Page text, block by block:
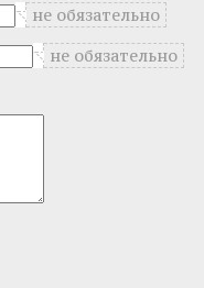
не обязательно
не обязательно